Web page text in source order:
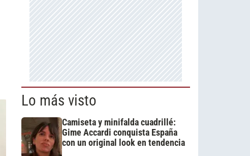
Lo más visto
Camiseta y minifalda cuadrillé:
Gime Accardi conquista España
con un original look en tendencia